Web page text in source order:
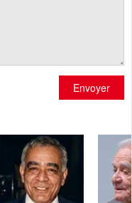
Envoyer